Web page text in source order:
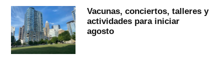
Vacunas, conciertos, talleres y
actividades para iniciar
agosto